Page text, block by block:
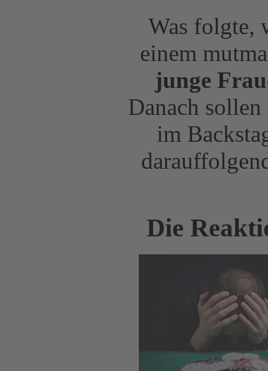
Was folgte,
einem
junge
Danach
im
Die